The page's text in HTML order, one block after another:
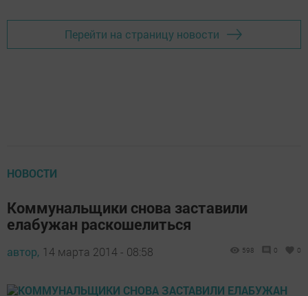
Перейти на страницу новости
НОВОСТИ
Коммунальщики снова заставили
елабужан раскошелиться
автор, 14 марта 2014 - 08:58 598 0 0